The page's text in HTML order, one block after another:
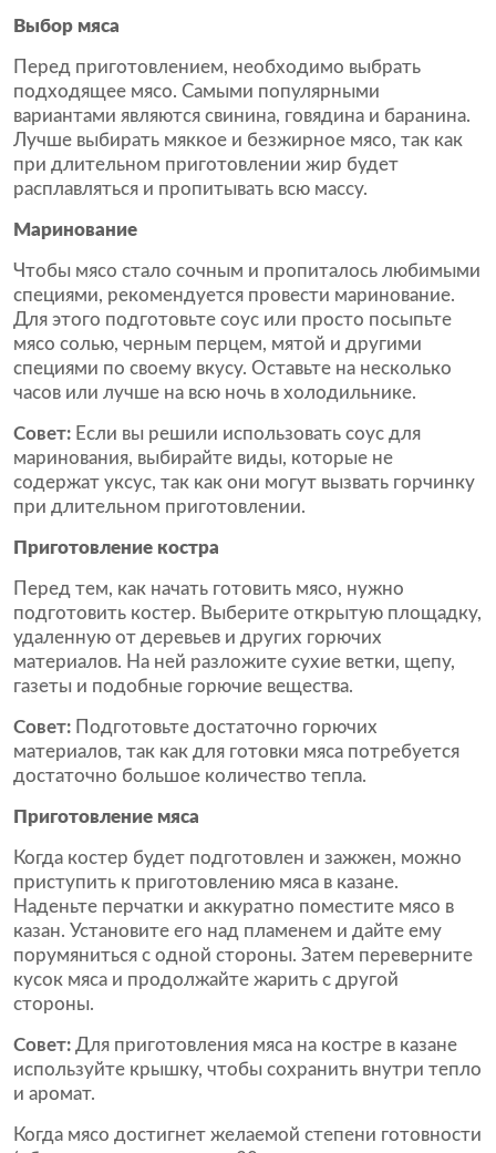
Выбор мяса
Перед приготовлением, необходимо выбрать
подходящее мясо. Самыми популярными
вариантами являются свинина, говядина и баранина.
Лучше выбирать мяккое и безжирное мясо, так как
при длительном приготовлении жир будет
расплавляться и пропитывать всю массу.
Маринование
Чтобы мясо стало сочным и пропиталось любимыми
специями, рекомендуется провести маринование.
Для этого подготовьте соус или просто посыпьте
мясо солью, черным перцем, мятой и другими
специями по своему вкусу. Оставьте на несколько
часов или лучше на всю ночь в холодильнике.
Совет: Если вы решили использовать соус для
маринования, выбирайте виды, которые не
содержат уксус, так как они могут вызвать горчинку
при длительном приготовлении.
Приготовление костра
Перед тем, как начать готовить мясо, нужно
подготовить костер. Выберите открытую площадку,
удаленную от деревьев и других горючих
материалов. На ней разложите сухие ветки, щепу,
газеты и подобные горючие вещества.
Совет: Подготовьте достаточно горючих
материалов, так как для готовки мяса потребуется
достаточно большое количество тепла.
Приготовление мяса
Когда костер будет подготовлен и зажжен, можно
приступить к приготовлению мяса в казане.
Наденьте перчатки и аккуратно поместите мясо в
казан. Установите его над пламенем и дайте ему
порумяниться с одной стороны. Затем переверните
кусок мяса и продолжайте жарить с другой
стороны.
Совет: Для приготовления мяса на костре в казане
используйте крышку, чтобы сохранить внутри тепло
и аромат.
Когда мясо достигнет желаемой степени готовности